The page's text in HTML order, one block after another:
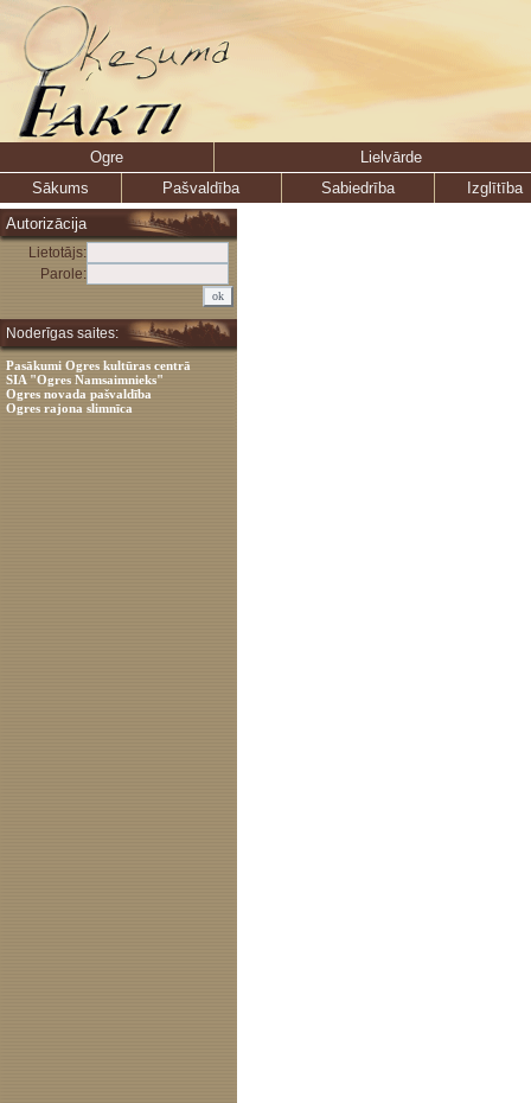
Ogre
Lielvārde
Sākums
Pašvaldība Sabiedrība
Izglītība
Autorizācija
Lietotājs:
Parole:
Noderīgas saites:
Pasākumi Ogres kultūras centrā
SIA "Ogres Namsaimnieks"
Ogres novada pašvaldība
Ogres rajona slimnīca